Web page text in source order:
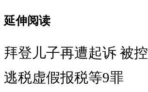
延伸阅读
拜登儿子再遭起诉 被控
逃税虚假报税等9罪